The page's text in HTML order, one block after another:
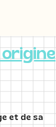
et de sa